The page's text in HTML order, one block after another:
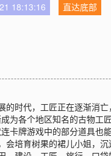
18:13:16
直达底部
时代，工匠正在逐渐消
为各个地区知名的古物
牌游戏中的部分道具也
培育树果的裙儿小姐，